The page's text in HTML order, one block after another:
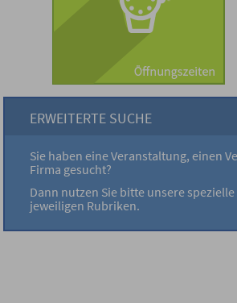
ERWEITERTE SUCHE
Sie haben eine Veranstaltung, einen
Firma gesucht?
Dann nutzen Sie bitte unsere
jeweiligen Rubriken.